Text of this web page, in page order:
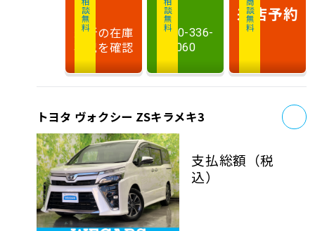
相談無料
最新の在庫
状況を確認
相談無料
0120-336-
060
商談無料
来店予約
トヨタ ヴォクシー ZSキラメキ3
支払総額 （税
込）